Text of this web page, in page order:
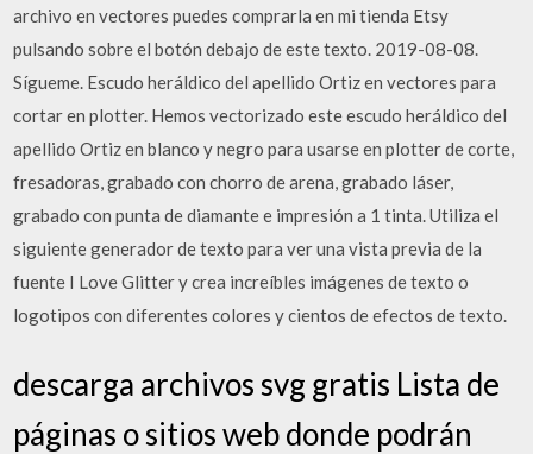
archivo en vectores puedes comprarla en mi tienda Etsy
pulsando sobre el botón debajo de este texto. 2019-08-08.
Sígueme. Escudo heráldico del apellido Ortiz en vectores para
cortar en plotter. Hemos vectorizado este escudo heráldico del
apellido Ortiz en blanco y negro para usarse en plotter de corte,
fresadoras, grabado con chorro de arena, grabado láser,
grabado con punta de diamante e impresión a 1 tinta. Utiliza el
siguiente generador de texto para ver una vista previa de la
fuente I Love Glitter y crea increíbles imágenes de texto o
logotipos con diferentes colores y cientos de efectos de texto.
descarga archivos svg gratis Lista de
páginas o sitios web donde podrán